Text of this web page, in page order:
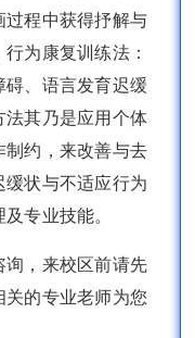
过程中获得抒解与
为康复训练法：
碍、语言发育迟缓
法其乃是应用个体
制约，来改善与去
状与不适应行为
专业技能。
询，来校区前请先
的专业老师为您